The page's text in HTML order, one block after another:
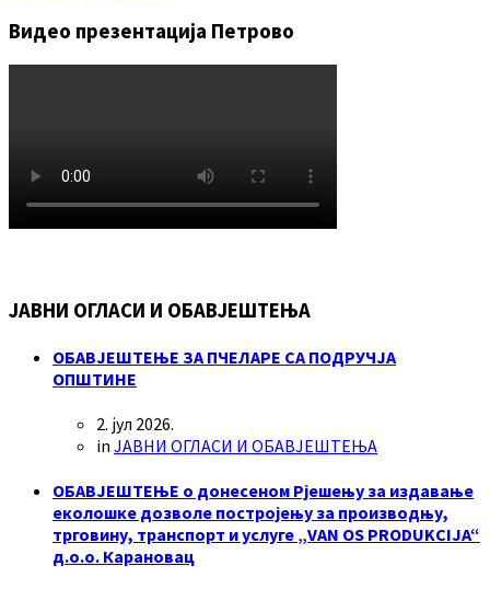
Видео презентација Петрово
ЈАВНИ ОГЛАСИ И ОБАВЈЕШТЕЊА
ОБАВЈЕШТЕЊЕ ЗА ПЧЕЛАРЕ СА ПОДРУЧЈА
ОПШТИНЕ
2. јул 2026.
in ЈАВНИ ОГЛАСИ И ОБАВЈЕШТЕЊА
ОБАВЈЕШТЕЊЕ о донесеном Рјешењу за издавање
еколошке дозволе постројењу за производњу,
трговину, транспорт и услуге „VAN OS PRODUKCIJA“
д.о.о. Карановац